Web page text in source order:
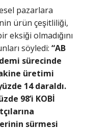
pazarlara
ürün çeşitliliği,
eksiği olmadığını
söyledi: “AB
sürecinde
üretimi
14 daraldı.
98’i KOBİ
sürmesi